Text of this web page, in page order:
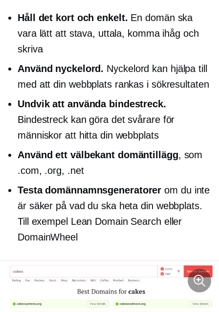
Håll det kort och enkelt. En domän ska
vara lätt att stava, uttala, komma ihåg och
skriva
Använd nyckelord. Nyckelord kan hjälpa till
med att din webbplats rankas i sökresultaten
Undvik att använda bindestreck.
Bindestreck kan göra det svårare för
människor att hitta din webbplats
Använd ett välbekant domäntillägg, som
.com, .org, .net
Testa domännamnsgeneratorer om du inte
är säker på vad du ska heta din webbplats.
Till exempel Lean Domain Search eller
DomainWheel